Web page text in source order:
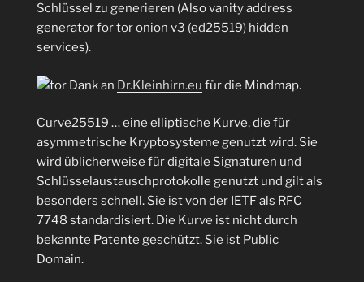
Schlüssel zu generieren (Also vanity address
generator for tor onion v3 (ed25519) hidden
services).
Dank an Dr.Kleinhirn.eu für die Mindmap.
Curve25519 … eine elliptische Kurve, die für
asymmetrische Kryptosysteme genutzt wird. Sie
wird üblicherweise für digitale Signaturen und
Schlüsselaustauschprotokolle genutzt und gilt als
besonders schnell. Sie ist von der IETF als RFC
7748 standardisiert. Die Kurve ist nicht durch
bekannte Patente geschützt. Sie ist Public
Domain.